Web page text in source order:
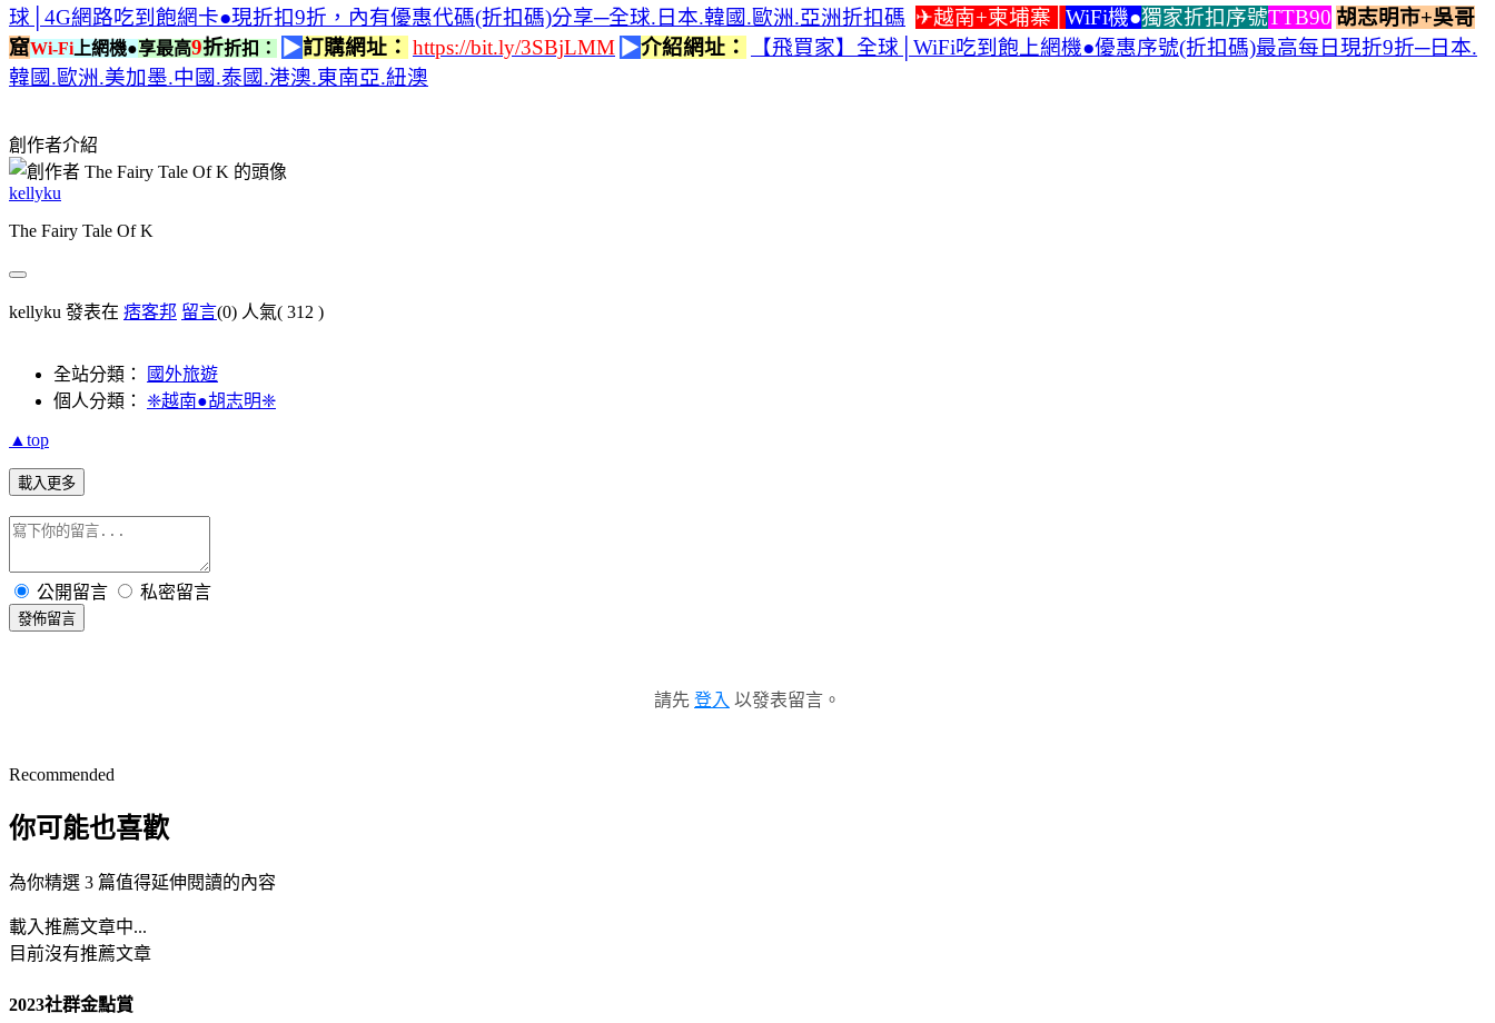
球│4G網路吃到飽網卡●現折扣9折，內有優惠代碼(折扣碼)分享─全球.日本.韓國.歐洲.亞洲折扣碼 ✈越南+柬埔寨│ WiFi機●獨家折扣序號TTB90 胡志明市+吳哥
窟Wi-Fi 上網機●享最高9折折扣： ▶訂購網址： https://bit.ly/3SBjLMM ▶介紹網址：
【飛買家】全球│WiFi吃到飽上網機●優惠序號(折扣碼)最高每日現折9折─日本.
韓國.歐洲.美加墨.中國.泰國.港澳.東南亞.紐澳
創作者介紹
kellyku
The Fairy Tale Of K
kellyku 發表在 痞客邦 留言(0) 人氣( 312 )
全站分類：
國外旅遊
個人分類： ❈越南●胡志明❈
▲top
載入更多
公開留言 私密留言
發佈留言
請先 登入 以發表留言。
Recommended
你可能也喜歡
為你精選 3 篇值得延伸閱讀的內容
載入推薦文章中...
目前沒有推薦文章
2023社群金點賞